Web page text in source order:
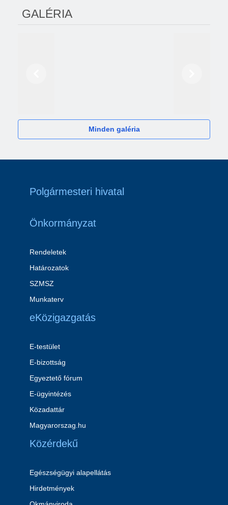
GALÉRIA
Minden galéria
Polgármesteri hivatal
Önkormányzat
Rendeletek
Határozatok
SZMSZ
Munkaterv
eKözigazgatás
E-testület
E-bizottság
Egyeztető fórum
E-ügyintézés
Közadattár
Magyarorszag.hu
Közérdekű
Egészségügyi alapellátás
Hirdetmények